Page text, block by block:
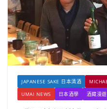
JAPANESE SAKE 日本清酒
UMAI NEWS
日本酒學 酒藏漫遊